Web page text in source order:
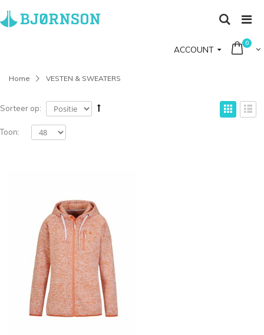
ACCOUNT
0
Home VESTEN & SWEATERS
Sorteer op:
Toon: